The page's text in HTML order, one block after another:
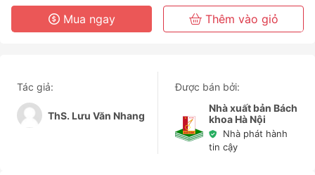
3 Năm
Mua ngay Thêm vào giỏ
Tác giả:
ThS. Lưu Văn Nhang
Được bán bởi:
Nhà xuất bản Bách
khoa Hà Nội
Nhà phát hành
tin cậy